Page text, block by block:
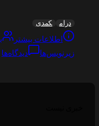
درام کمدی
اطلاعات بیشتر
زیرنویس‌ها
دیدگاه‌ها